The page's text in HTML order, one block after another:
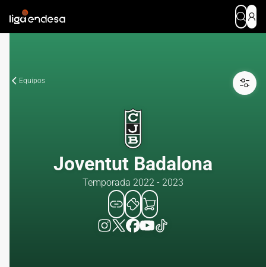
Equipos
Joventut Badalona
Temporada 2022 - 2023